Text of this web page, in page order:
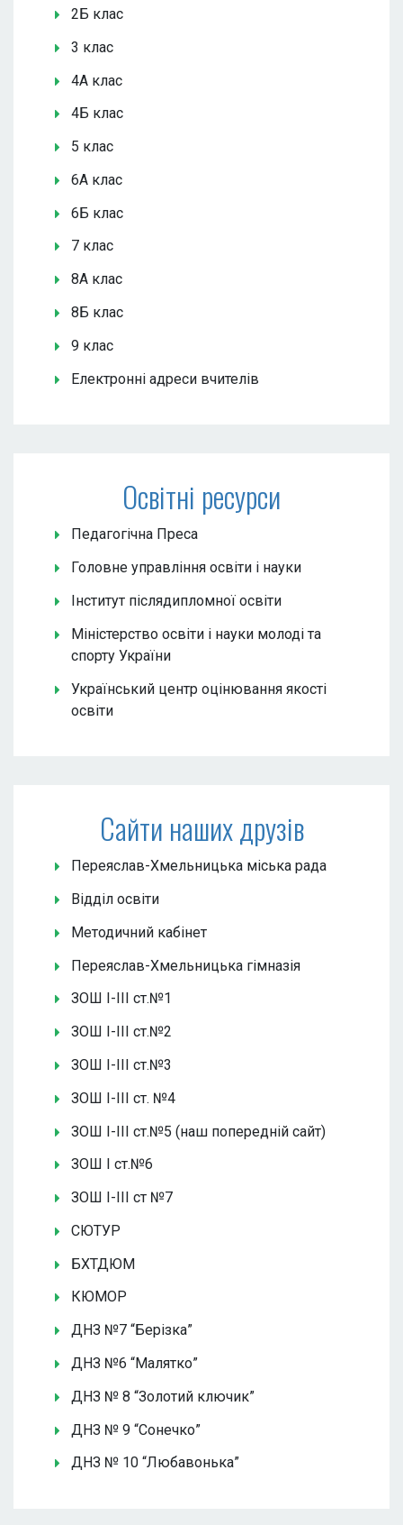
2Б клас
3 клас
4А клас
4Б клас
5 клас
6А клас
6Б клас
7 клас
8А клас
8Б клас
9 клас
Електронні адреси вчителів
Освітні ресурси
Педагогічна Преса
Головне управління освіти і науки
Інститут післядипломної освіти
Міністерство освіти і науки молоді та
спорту України
Український центр оцінювання якості
освіти
Сайти наших друзів
Переяслав-Хмельницька міська рада
Відділ освіти
Методичний кабінет
Переяслав-Хмельницька гімназія
ЗОШ І-ІІІ ст.№1
ЗОШ І-ІІІ ст.№2
ЗОШ І-ІІІ ст.№3
ЗОШ І-ІІІ ст. №4
ЗОШ І-ІІІ ст.№5 (наш попередній сайт)
ЗОШ І ст.№6
ЗОШ І-ІІІ ст №7
СЮТУР
БХТДЮМ
КЮМОР
ДНЗ №7 “Берізка”
ДНЗ №6 “Малятко”
ДНЗ № 8 “Золотий ключик”
ДНЗ № 9 “Сонечко”
ДНЗ № 10 “Любавонька”